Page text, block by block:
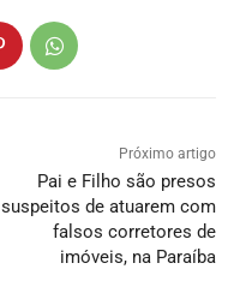
Próximo artigo
Pai e Filho são presos
suspeitos de atuarem com
falsos corretores de
imóveis, na Paraíba